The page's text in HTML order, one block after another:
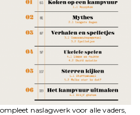
naslagwerk voor alle vaders,